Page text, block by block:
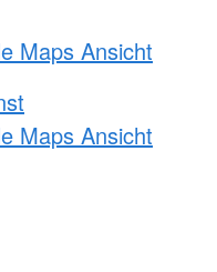
Maps Ansicht
Maps Ansicht